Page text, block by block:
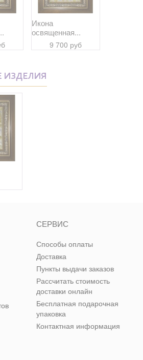
Икона
освященная...
9 700 руб
ИЗДЕЛИЯ
СЕРВИС
Способы оплаты
Доставка
Пункты выдачи заказов
Рассчитать стоимость
доставки онлайн
Бесплатная подарочная
упаковка
Контактная информация